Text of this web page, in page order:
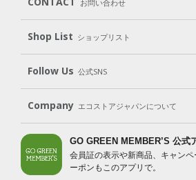
Goods （グッズ）
Gift set
お問い合わせ
Shop List ショップリスト
Shop List
Follow Us 公式SNS
LINE＠ Instagram
Company エコストアジャパンについて
会社案内 ご利用規約
プライ
特定商取引法に基づく表示
GO GREEN MEMBER’S 公式
会員証の表示や新商品、キャン
ーポンもこのアプリで。